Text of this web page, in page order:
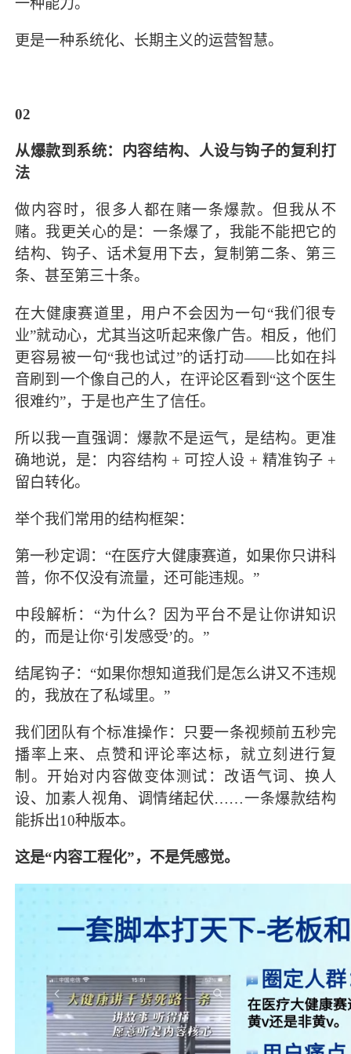
一种能力。
更是一种系统化、长期主义的运营智慧。
02
从爆款到系统：
内容结构、人设与钩子的复利打
法
做内容时，很多人都在赌一条爆款。但我从不
赌。我更关心的是：一条爆了，我能不能把它的
结构、钩子、话术复用下去，复制第二条、第三
条、甚至第三十条。
在大健康赛道里，用户不会因为一句“我们很专
业”就动心，尤其当这听起来像广告。相反，他们
更容易被一句“我也试过”的话打动——比如在抖
音刷到一个像自己的人，在评论区看到“这个医生
很难约”，于是也产生了信任。
所以我一直强调：爆款不是运气，是结构。更准
确地说，是：内容结构 + 可控人设 + 精准钩子 +
留白转化。
举个我们常用的结构框架：
第一秒定调：“在医疗大健康赛道，如果你只讲科
普，你不仅没有流量，还可能违规。”
中段解析：“为什么？因为平台不是让你讲知识
的，而是让你‘引发感受’的。”
结尾钩子：“如果你想知道我们是怎么讲又不违规
的，我放在了私域里。”
我们团队有个标准操作：只要一条视频前五秒完
播率上来、点赞和评论率达标，就立刻进行复
制。开始对内容做变体测试：改语气词、换人
设、加素人视角、调情绪起伏……一条爆款结构
能拆出10种版本。
这是“内容工程化”，不是凭感觉。